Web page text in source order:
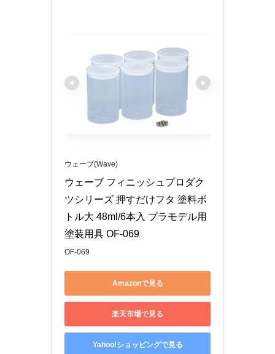
ウェーブ(Wave)
ウェーブ フィニッシュプロダク
ツシリーズ 押すだけフタ 塗料ボ
トル大 48ml/6本入 プラモデル用
塗装用具 OF-069
OF-069
Amazonで見る
楽天市場で見る
Yahoo!ショッピングで見る